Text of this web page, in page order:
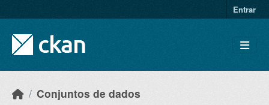
Entrar
Conjuntos de dados